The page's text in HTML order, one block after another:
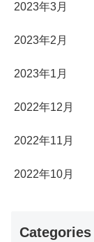
2023年3月
2023年2月
2023年1月
2022年12月
2022年11月
2022年10月
Categories